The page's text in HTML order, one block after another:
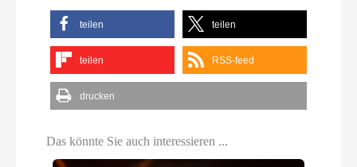
teilen teilen
teilen RSS-feed
drucken
Das könnte Sie auch interessieren ...